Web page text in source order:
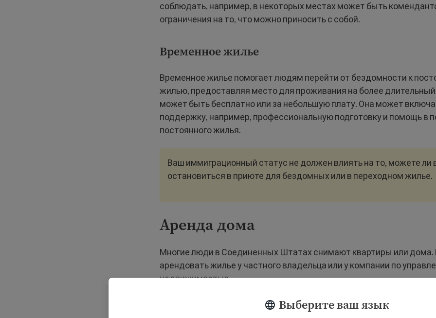
Выберите ваш язык
соблюдать, например, в некоторых местах может быть
ограничения на то, что можно приносить с собой.
Временное жилье
Временное жилье помогает людям перейти от бездомности к
жилью, предоставляя место для проживания на более
может быть бесплатно или за небольшую плату. Она может
поддержку, например, профессиональную подготовку и помощь в
постоянного жилья.
Ваш иммиграционный статус не должен влиять на то, можете ли
остановиться в приюте для бездомных или в переходном жилье.
Аренда дома
Многие люди в Соединенных Штатах снимают квартиры или
арендовать жилье у частного владельца или у компании по
недвижимостью.
Скорее всего, вам придется: